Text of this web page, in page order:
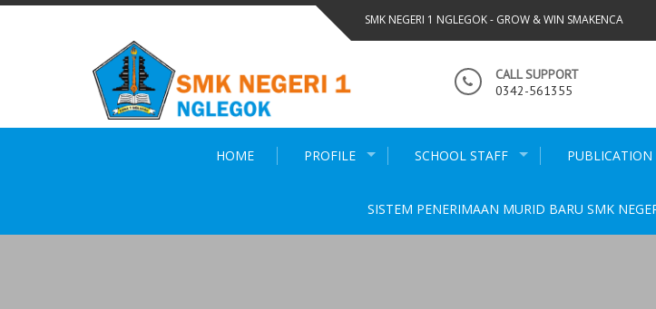
Skip
SMK NEGERI 1 NGLEGOK - GROW & WIN SMAKENCA
CALL SUPPORT
0342-561355
HOME PROFILE SCHOOL STAFF PUBLICATION
SISTEM PENERIMAAN MURID BARU SMK